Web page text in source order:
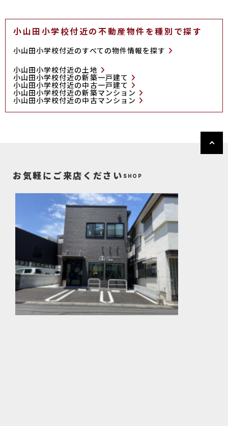
小山田小学校付近の不動産物件を種別で探す
小山田小学校付近のすべての物件情報を探す
小山田小学校付近の土地
小山田小学校付近の新築一戸建て
小山田小学校付近の中古一戸建て
小山田小学校付近の新築マンション
小山田小学校付近の中古マンション
お気軽にご来店ください SHOP